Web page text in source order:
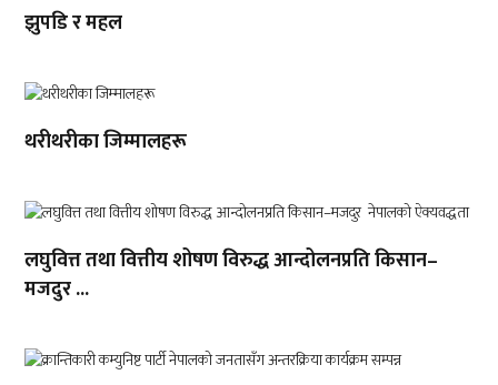
झुपडि र महल
थरीथरीका जिम्मालहरू
लघुवित्त तथा वित्तीय शोषण विरुद्ध आन्दोलनप्रति किसान–
मजदुर ...